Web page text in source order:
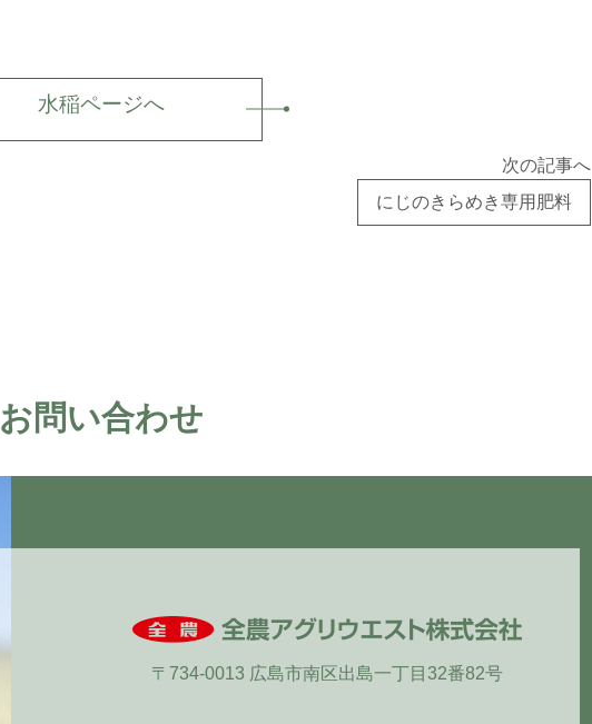
水稲ページへ
次の記事へ
にじのきらめき専用肥料
お問い合わせ
〒734-0013 広島市南区出島一丁目32番82号